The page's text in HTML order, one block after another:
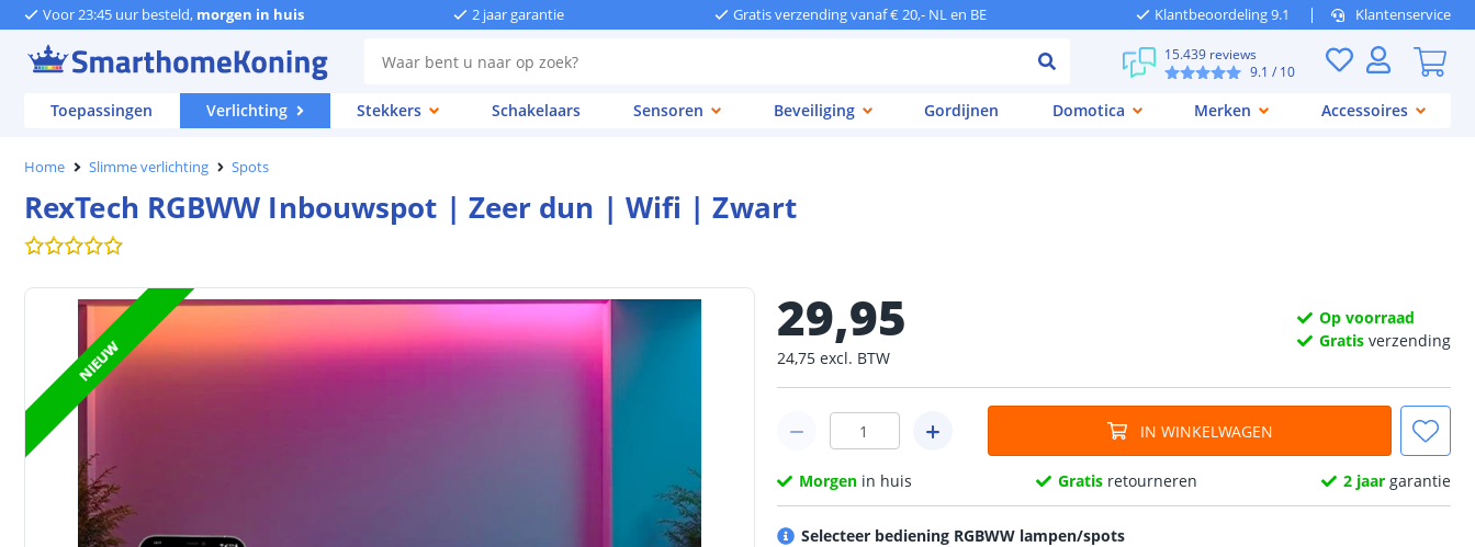
Voor 23:45 uur besteld, morgen in huis 2 jaar garantie Gratis verzending vanaf € 20,- NL en BE Klantbeoordeling 9.1 Klantenservice
15.439 reviews
9.1 / 10
Toepassingen Verlichting Stekkers Schakelaars Sensoren Beveiliging Gordijnen Domotica Merken Accessoires
Home Slimme verlichting Spots
RexTech RGBWW Inbouwspot | Zeer dun | Wifi | Zwart
NIEUW
29,95
24,75 excl. BTW
Op voorraad
Gratis verzending
IN WINKELWAGEN
Morgen in huis Gratis retourneren 2 jaargarantie
Selecteer bediening RGBWW lampen/spots